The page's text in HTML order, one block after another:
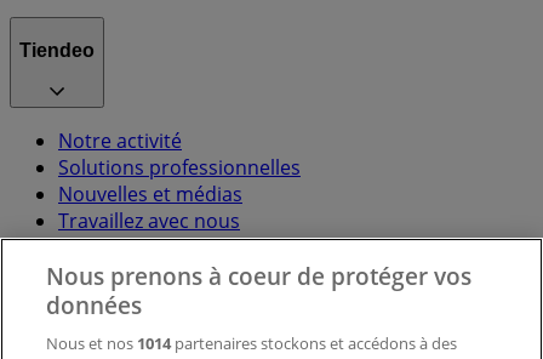
Tiendeo
Notre activité
Solutions professionnelles
Nouvelles et médias
Travaillez avec nous
Contactez-nous
Nous prenons à coeur de protéger vos
données
Nous et nos 1014partenaires stockons et accédons à des